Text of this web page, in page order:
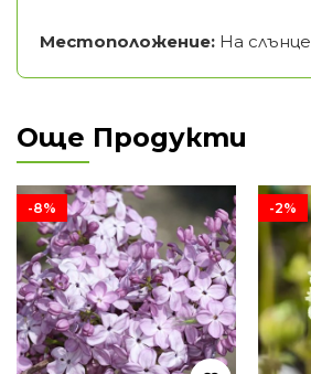
Местоположение: На слънце
Още Продукти
-8% -2%